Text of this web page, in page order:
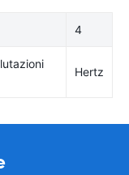
4
Hertz